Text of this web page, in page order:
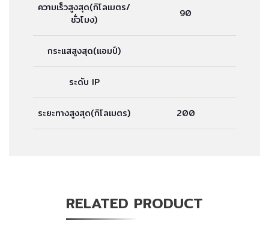
ความเร็วสูงสุด(กิโลเมตร/
ชั่วโมง)
90
กระแสสูงสุด(แอมป์)
ระดับ IP
ระยะทางสูงสุด(กิโลเมตร) 200
RELATED PRODUCT